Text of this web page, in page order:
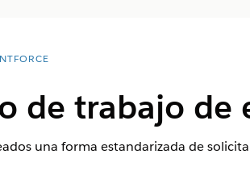
de trabajo de
una forma estandarizada de